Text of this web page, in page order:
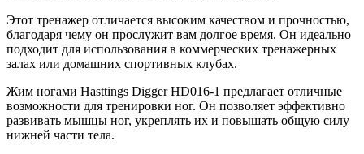
Этот тренажер отличается высоким качеством и прочностью,
благодаря чему он прослужит вам долгое время. Он идеально
подходит для использования в коммерческих тренажерных
залах или домашних спортивных клубах.
Жим ногами Hasttings Digger HD016-1 предлагает отличные
возможности для тренировки ног. Он позволяет эффективно
развивать мышцы ног, укреплять их и повышать общую силу
нижней части тела.